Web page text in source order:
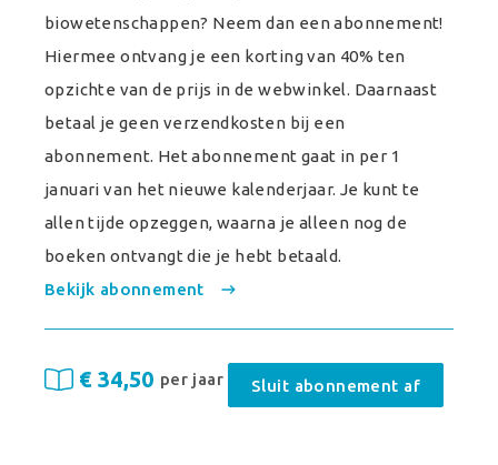
biowetenschappen? Neem dan een abonnement!
Hiermee ontvang je een korting van 40% ten
opzichte van de prijs in de webwinkel. Daarnaast
betaal je geen verzendkosten bij een
abonnement. Het abonnement gaat in per 1
januari van het nieuwe kalenderjaar. Je kunt te
allen tijde opzeggen, waarna je alleen nog de
boeken ontvangt die je hebt betaald.
Bekijk abonnement
€ 34,50 per jaar Sluit abonnement af